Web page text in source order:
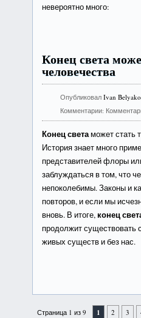
невероятно много:
Конец света
человечества
ОпубликовалIvan
Комментарии:
Конец светаможет стать
История знает много
представителей флоры
заблуждаться в том, что
непоколебимы. Законы и
повторов, и если мы
вновь. В итоге,конец
продолжит существовать
живых существ и без нас.
Страница 1 из 9 1 2 3